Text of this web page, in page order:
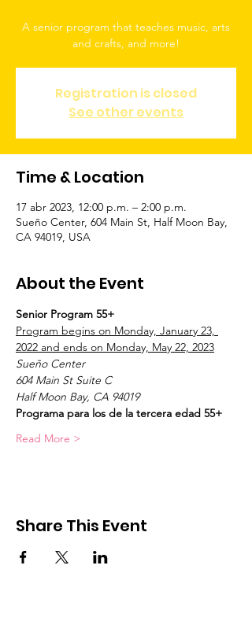
A senior program that teaches music, arts
and crafts, and more!
Registration is closed
See other events
Time & Location
17 abr 2023, 12:00 p.m. – 2:00 p.m.
Sueño Center, 604 Main St, Half Moon Bay,
CA 94019, USA
About the Event
Senior Program 55+
Program begins on Monday, January 23,
2022 and ends on Monday, May 22, 2023
Sueño Center
604 Main St Suite C
Half Moon Bay, CA 94019
Programa para los de la tercera edad 55+
Read More >
Share This Event